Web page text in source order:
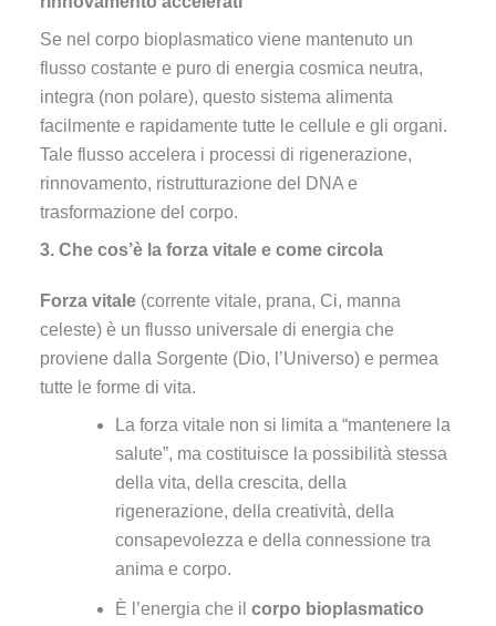
Se nel corpo bioplasmatico viene mantenuto un
flusso costante e puro di energia cosmica neutra,
integra (non polare), questo sistema alimenta
facilmente e rapidamente tutte le cellule e gli organi.
Tale flusso accelera i processi di rigenerazione,
rinnovamento, ristrutturazione del DNA e
trasformazione del corpo.
3. Che cos’è la forza vitale e come circola
Forza vitale (corrente vitale, prana, Ci, manna
celeste) è un flusso universale di energia che
proviene dalla Sorgente (Dio, l’Universo) e permea
tutte le forme di vita.
La forza vitale non si limita a “mantenere la
salute”, ma costituisce la possibilità stessa
della vita, della crescita, della
rigenerazione, della creatività, della
consapevolezza e della connessione tra
anima e corpo.
È l’energia che il corpo bioplasmatico